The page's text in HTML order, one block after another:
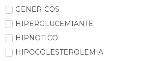
GENERICOS
HIPERGLUCEMIANTE
HIPNOTICO
HIPOCOLESTEROLEMIA